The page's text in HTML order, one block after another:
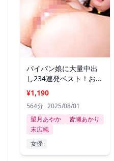
パイパン娘に大量中出
し234連発ベスト！おま
○こ丸見え
¥1,190
564分 2025/08/01
望月あやか
皆瀬あかり
末広純
女優